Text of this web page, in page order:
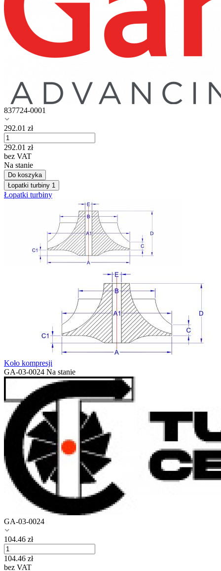
837724-0001
292.01 zł
292.01 zł
bez VAT
Na stanie
Do koszyka
Łopatki turbiny 1
Łopatki turbiny
Koło kompresji
GA-03-0024 Na stanie
GA-03-0024
104.46 zł
104.46 zł
bez VAT